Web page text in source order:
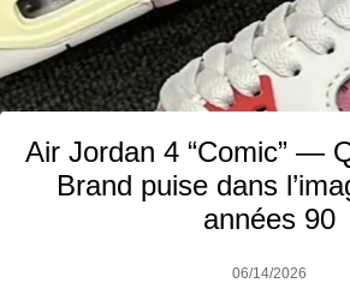
Air Jordan 4 “Comic” —
Brand puise dans
années 90
06/14/2026